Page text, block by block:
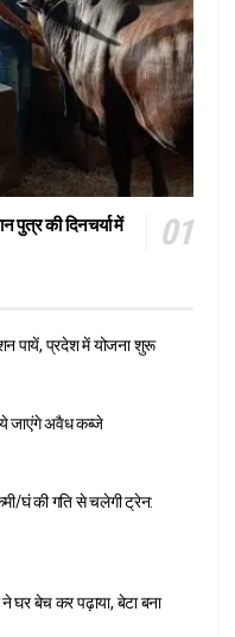
पुत्र की दिनचर्या में
पायें, प्रदेश में योजना शुरू
जाएंगे अवैध कब्जे
घं की गति से चलेगी ट्रेन:
घर बेच कर पढ़ाया, बेटा बना